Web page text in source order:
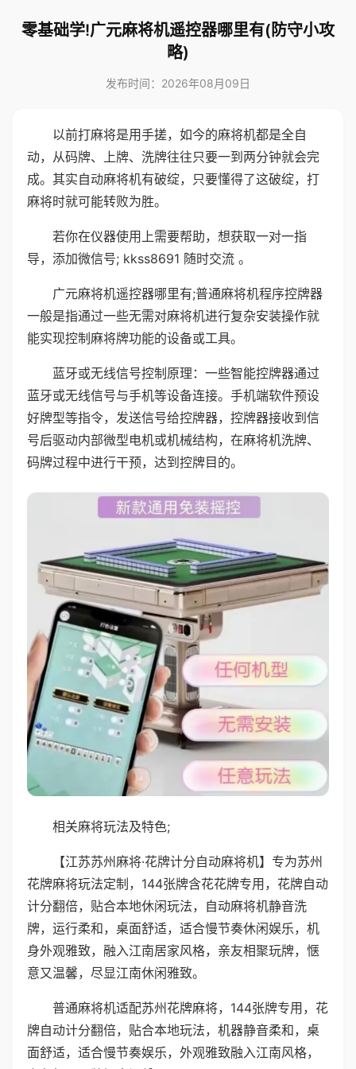
零基础学!广元麻将机遥控器哪里有(防守小攻
略)
发布时间：2026年08月09日
以前打麻将是用手搓，如今的麻将机都是全自
动，从码牌、上牌、洗牌往往只要一到两分钟就会完
成。其实自动麻将机有破绽，只要懂得了这破绽，打
麻将时就可能转败为胜。
若你在仪器使用上需要帮助，想获取一对一指
导，添加微信号; kkss8691 随时交流 。
广元麻将机遥控器哪里有;普通麻将机程序控牌器
一般是指通过一些无需对麻将机进行复杂安装操作就
能实现控制麻将牌功能的设备或工具。
蓝牙或无线信号控制原理：一些智能控牌器通过
蓝牙或无线信号与手机等设备连接。手机端软件预设
好牌型等指令，发送信号给控牌器，控牌器接收到信
号后驱动内部微型电机或机械结构，在麻将机洗牌、
码牌过程中进行干预，达到控牌目的。
相关麻将玩法及特色;
【江苏苏州麻将·花牌计分自动麻将机】专为苏州
花牌麻将玩法定制，144张牌含花花牌专用，花牌自动
计分翻倍，贴合本地休闲玩法，自动麻将机静音洗
牌，运行柔和，桌面舒适，适合慢节奏休闲娱乐，机
身外观雅致，融入江南居家风格，亲友相聚玩牌，惬
意又温馨，尽显江南休闲雅致。
普通麻将机适配苏州花牌麻将，144张牌专用，花
牌自动计分翻倍，贴合本地玩法，机器静音柔和，桌
面舒适，适合慢节奏娱乐，外观雅致融入江南风格，